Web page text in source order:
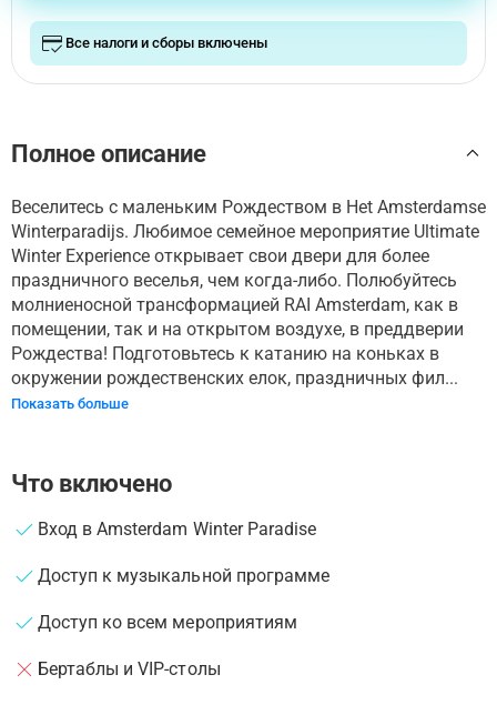
Все налоги и сборы включены
Полное описание
Веселитесь с маленьким Рождеством в Het Amsterdamse
Winterparadijs. Любимое семейное мероприятие Ultimate
Winter Experience открывает свои двери для более
праздничного веселья, чем когда-либо. Полюбуйтесь
молниеносной трансформацией RAI Amsterdam, как в
помещении, так и на открытом воздухе, в преддверии
Рождества! Подготовьтесь к катанию на коньках в
окружении рождественских елок, праздничных фил...
Показать больше
Что включено
Вход в Amsterdam Winter Paradise
Доступ к музыкальной программе
Доступ ко всем мероприятиям
Бертаблы и VIP-столы